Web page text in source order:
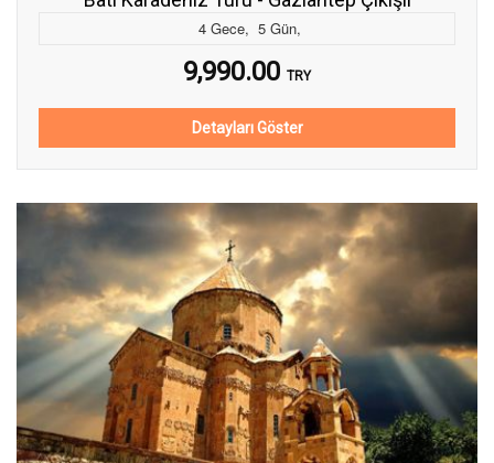
4 Gece, 5 Gün,
9,990.00 TRY
Detayları Göster